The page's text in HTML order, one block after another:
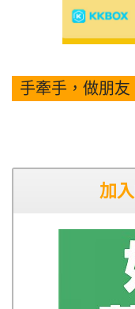
手牽手，做朋友
加